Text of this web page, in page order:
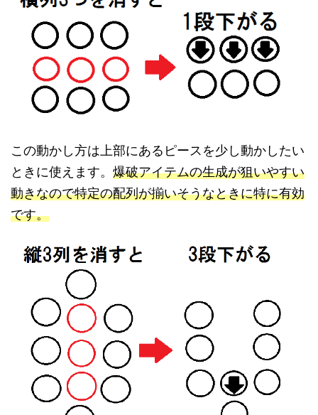
この動かし方は上部にあるピースを少し動かしたい
ときに使えます。 爆破アイテムの生成が狙いやすい
動きなので特定の配列が揃いそうなときに特に有効
です。